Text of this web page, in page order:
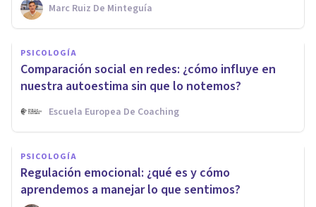
Marc Ruiz De Minteguía
PSICOLOGÍA
Comparación social en redes: ¿cómo influye en
nuestra autoestima sin que lo notemos?
Escuela Europea De Coaching
PSICOLOGÍA
Regulación emocional: ¿qué es y cómo
aprendemos a manejar lo que sentimos?